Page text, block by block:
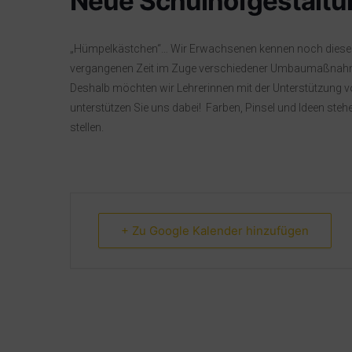
„Hümpelkästchen“… Wir Erwachsenen kennen noch
vergangenen Zeit im Zuge verschiedener
Deshalb möchten wir Lehrerinnen mit der Unterstützung
unterstützen Sie uns dabei! Farben, Pinsel und Ideen
stellen.
+ Zu Google Kalender hinzufügen